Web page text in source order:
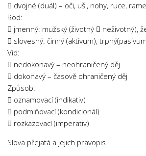
Němčina
Občanská nauka
Pedagogika
Psychologie a Sociologie
Společenské vědy
Technika
Účetnictví
Zdravotnictví
 dvojné (duál) – oči, uši, nohy, ruce,
Rod:
 jmenný: mužský (životný  neživotný),
 slovesný: činný (aktivum),
Vid:
 nedokonavý – neohraničený děj
 dokonavý – časově ohraničený děj
Způsob:
 oznamovací (indikativ)
 podmiňovací (kondicionál)
 rozkazovací (imperativ)
Slova přejatá a jejich pravopis